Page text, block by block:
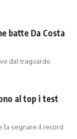
batte Da Costa
dal traguardo
al top i test
fa segnare il record